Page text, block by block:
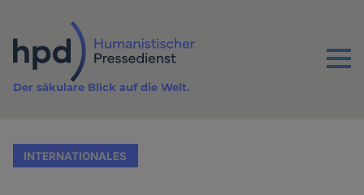
Inhalt
Menu
Der säkulare Blick auf die Welt.
INTERNATIONALES